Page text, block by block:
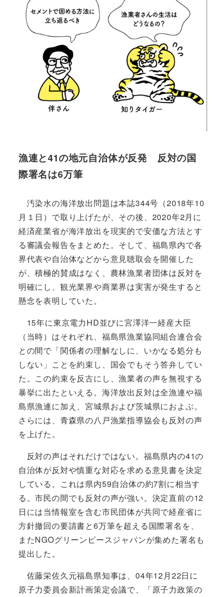
漁連と41の地元自治体が反発 反対の国
際署名は6万筆
汚染水の海洋放出問題は本誌344号（2018年10
月１日）で取り上げたが、その後、2020年2月に
経済産業省が海洋放出を現実的で安価な方法とす
る審議会報告をまとめた。そして、福島県内で各
界代表や自治体などから意見聴取会を開催した
が、積極的賛成はなく、農林漁業者団体は反対を
明確にし、観光業界や商業界は実害が発生すると
懸念を表明していた。
15年に東京電力HD並びに宮澤洋一経産大臣
（当時）はそれぞれ、福島県漁業協同組合連合会
との間で「関係者の理解なしに、いかなる処分も
しない」ことを約束し、国会でもそう答弁してい
た。この約束を反古にし、漁業者の声を無視する
暴挙に出たといえる。海洋放出反対は全漁連や福
島県漁連に加え、宮城県および茨城県におよぶ。
さらには、青森県の八戸漁業指導協会も反対の声
を上げた。
反対の声はそれだけではない。福島県内の41の
自治体が反対や慎重な対応を求める意見書を決定
している。これは県内59自治体の約7割に相当す
る。市民の間でも反対の声が強い。決定直前の12
日には当情報室を含む市民団体が共同で経産省に
方針撤回の要請書と6万筆を超える国際署名を、
またNGOグリーンピースジャパンが集めた署名も
提出した。
佐藤栄佐久元福島県知事は、04年12月22日に
原子力委員会新計画策定会議で、「原子力政策の